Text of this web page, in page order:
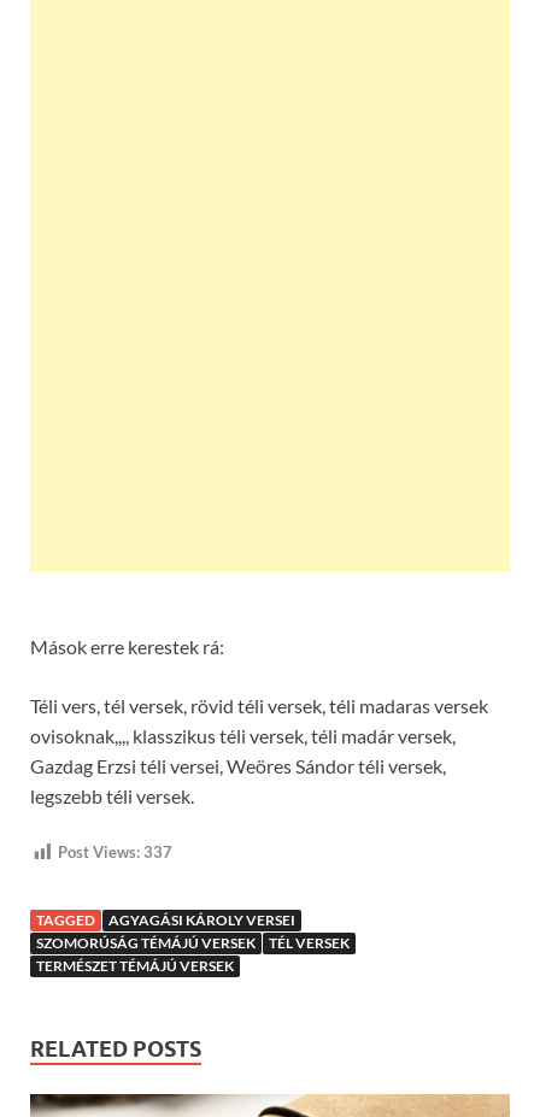
Mások erre kerestek rá:
Téli vers, tél versek, rövid téli versek, téli madaras versek
ovisoknak,,,, klasszikus téli versek, téli madár versek,
Gazdag Erzsi téli versei, Weöres Sándor téli versek,
legszebb téli versek.
Post Views:337
TAGGED
AGYAGÁSI KÁROLY VERSEI
SZOMORÚSÁG TÉMÁJÚ VERSEK
TÉL VERSEK
TERMÉSZET TÉMÁJÚ VERSEK
RELATED POSTS